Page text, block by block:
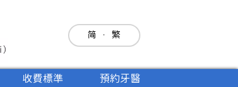
简 · 繁
收費標準 預約牙醫